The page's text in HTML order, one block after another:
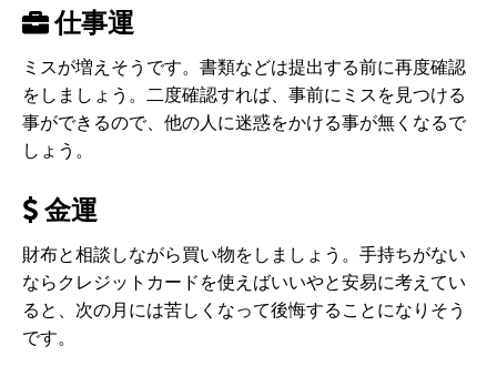
仕事運
ミスが増えそうです。書類などは提出する前に再度確認
をしましょう。二度確認すれば、事前にミスを見つける
事ができるので、他の人に迷惑をかける事が無くなるで
しょう。
金運
財布と相談しながら買い物をしましょう。手持ちがない
ならクレジットカードを使えばいいやと安易に考えてい
ると、次の月には苦しくなって後悔することになりそう
です。